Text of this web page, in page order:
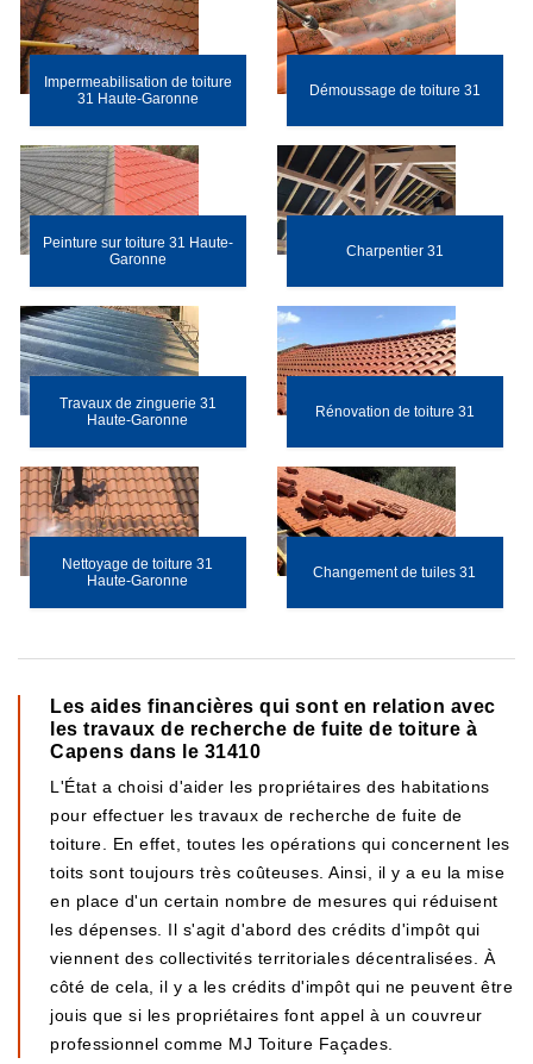
Impermeabilisation de toiture
31 Haute-Garonne
Démoussage de toiture 31
Peinture sur toiture 31 Haute-
Garonne
Charpentier 31
Travaux de zinguerie 31
Haute-Garonne
Rénovation de toiture 31
Nettoyage de toiture 31
Haute-Garonne
Changement de tuiles 31
Les aides financières qui sont en relation avec
les travaux de recherche de fuite de toiture à
Capens dans le 31410
L'État a choisi d'aider les propriétaires des habitations
pour effectuer les travaux de recherche de fuite de
toiture. En effet, toutes les opérations qui concernent les
toits sont toujours très coûteuses. Ainsi, il y a eu la mise
en place d'un certain nombre de mesures qui réduisent
les dépenses. Il s'agit d'abord des crédits d'impôt qui
viennent des collectivités territoriales décentralisées. À
côté de cela, il y a les crédits d'impôt qui ne peuvent être
jouis que si les propriétaires font appel à un couvreur
professionnel comme MJ Toiture Façades.